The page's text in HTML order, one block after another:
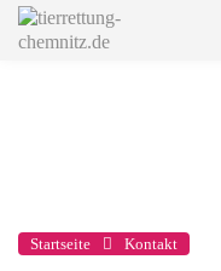
Startseite Kontakt